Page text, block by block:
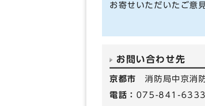
お寄せいただいたご意
お問い合わせ先
京都市消防局中京消
電話： 075-841-6333